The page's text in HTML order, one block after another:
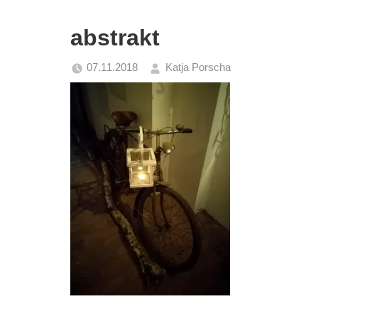
abstrakt
07.11.2018 Katja Porscha